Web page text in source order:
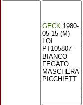
GECK 1980-
05-15 (M)
LOI
PT105807 -
BIANCO
FEGATO
MASCHERA
PICCHIETT